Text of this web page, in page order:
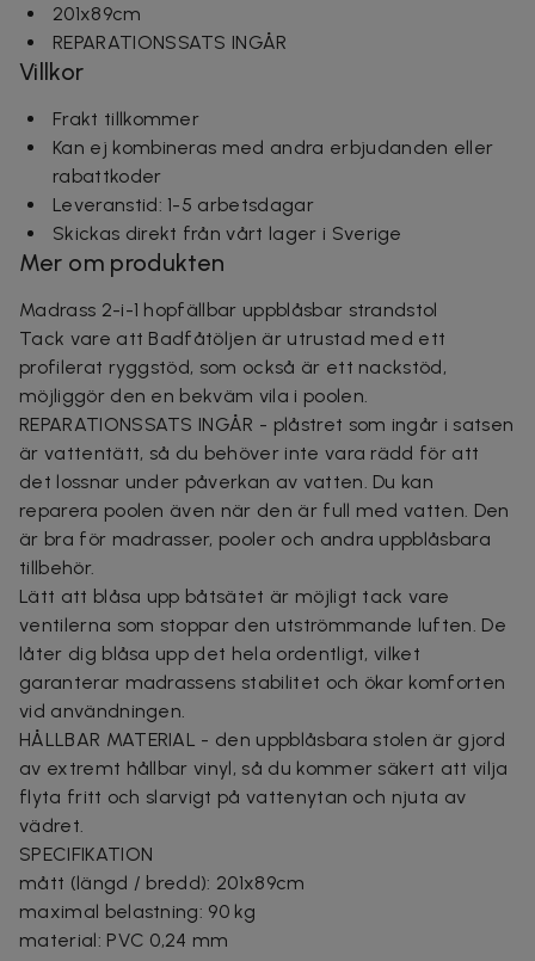
201x89cm
REPARATIONSSATS INGÅR
Villkor
Frakt tillkommer
Kan ej kombineras med andra erbjudanden eller
rabattkoder
Leveranstid: 1-5 arbetsdagar
Skickas direkt från vårt lager i Sverige
Mer om produkten
Madrass 2-i-1 hopfällbar uppblåsbar strandstol
Tack vare att Badfåtöljen är utrustad med ett
profilerat ryggstöd, som också är ett nackstöd,
möjliggör den en bekväm vila i poolen.
REPARATIONSSATS INGÅR - plåstret som ingår i satsen
är vattentätt, så du behöver inte vara rädd för att
det lossnar under påverkan av vatten. Du kan
reparera poolen även när den är full med vatten. Den
är bra för madrasser, pooler och andra uppblåsbara
tillbehör.
Lätt att blåsa upp båtsätet är möjligt tack vare
ventilerna som stoppar den utströmmande luften. De
låter dig blåsa upp det hela ordentligt, vilket
garanterar madrassens stabilitet och ökar komforten
vid användningen.
HÅLLBAR MATERIAL - den uppblåsbara stolen är gjord
av extremt hållbar vinyl, så du kommer säkert att vilja
flyta fritt och slarvigt på vattenytan och njuta av
vädret.
SPECIFIKATION
mått (längd / bredd): 201x89cm
maximal belastning: 90 kg
material: PVC 0,24 mm